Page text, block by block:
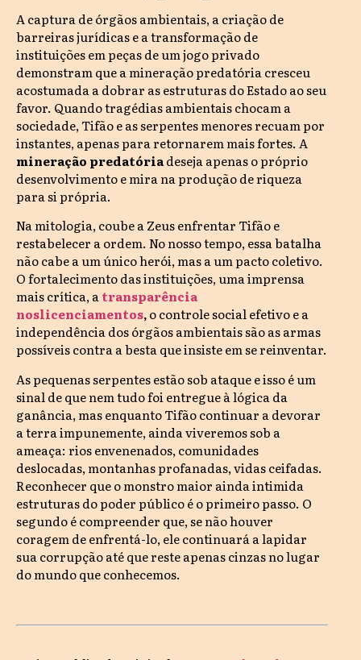
A captura de órgãos ambientais, a criação de
barreiras jurídicas e a transformação de
instituições em peças de um jogo privado
demonstram que a mineração predatória cresceu
acostumada a dobrar as estruturas do Estado ao seu
favor. Quando tragédias ambientais chocam a
sociedade, Tifão e as serpentes menores recuam por
instantes, apenas para retornarem mais fortes. A
mineração predatóriadeseja apenas o próprio
desenvolvimento e mira na produção de riqueza
para si própria.
Na mitologia, coube a Zeus enfrentar Tifão e
restabelecer a ordem. No nosso tempo, essa batalha
não cabe a um único herói, mas a um pacto coletivo.
O fortalecimento das instituições, uma imprensa
mais crítica, atransparência
noslicenciamentos,o controle social efetivo e a
independência dos órgãos ambientais são as armas
possíveis contra a besta que insiste em se reinventar.
As pequenas serpentes estão sob ataque e isso é um
sinal de que nem tudo foi entregue à lógica da
ganância, mas enquanto Tifão continuar a devorar
a terra impunemente, ainda viveremos sob a
ameaça: rios envenenados, comunidades
deslocadas, montanhas profanadas, vidas ceifadas.
Reconhecer que o monstro maior ainda intimida
estruturas do poder público é o primeiro passo. O
segundo é compreender que, se não houver
coragem de enfrentá-lo, ele continuará a lapidar
sua corrupção até que reste apenas cinzas no lugar
do mundo que conhecemos.